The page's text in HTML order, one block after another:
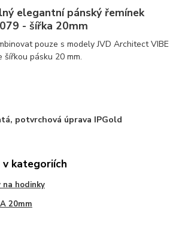
elegantní pánský řemínek
- šířka 20mm
pouze s modely JVD Architect VIBE
šířkou pásku 20 mm.
potvrchová úprava IPGold
v kategoriích
na hodinky
20mm